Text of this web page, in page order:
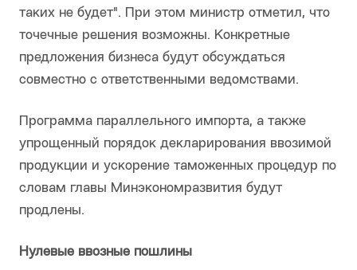
таких не будет". При этом министр отметил, что
точечные решения возможны. Конкретные
предложения бизнеса будут обсуждаться
совместно с ответственными ведомствами.
Программа параллельного импорта, а также
упрощенный порядок декларирования ввозимой
продукции и ускорение таможенных процедур по
словам главы Минэкономразвития будут
продлены.
Нулевые ввозные пошлины